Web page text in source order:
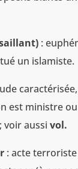
:
un islamiste.
est ministre
voir aussi vol.
: acte